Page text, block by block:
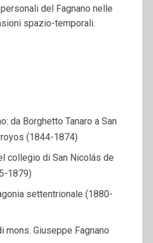
del Fagnano nelle
spazio-temporali.
da Borghetto Tanaro a San
(1844-1874)
collegio di San Nicolás de
1879)
settentrionale (1880-
mons. Giuseppe Fagnano